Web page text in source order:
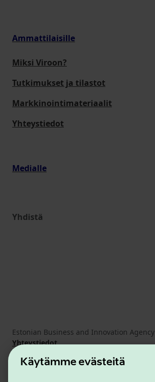
Käytämme evästeitä
Ammattilaisille
Miksi Viroon?
Tutkimukset ja tilastot
Markkinointimateriaalit
Yhteystiedot
Medialle
Yhdistä
Estonian Business and Innovation Agency
Yhteystiedot
Yhteistyökumppanit
Käyttöehdot